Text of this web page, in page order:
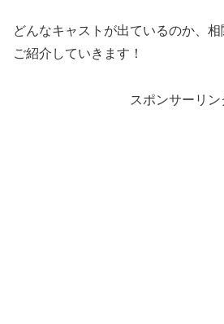
どんなキャストが出ているのか、
ご紹介していきます！
スポンサーリン